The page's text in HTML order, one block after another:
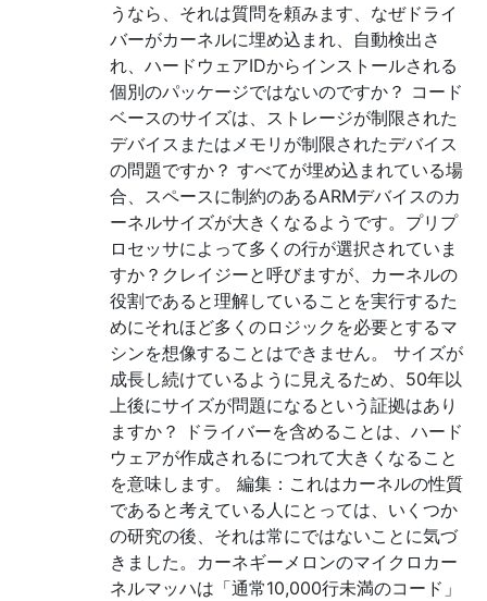
うなら、それは質問を頼みます、なぜドライ
バーがカーネルに埋め込まれ、自動検出さ
れ、ハードウェアIDからインストールされる
個別のパッケージではないのですか？ コード
ベースのサイズは、ストレージが制限された
デバイスまたはメモリが制限されたデバイス
の問題ですか？ すべてが埋め込まれている場
合、スペースに制約のあるARMデバイスのカ
ーネルサイズが大きくなるようです。プリプ
ロセッサによって多くの行が選択されていま
すか？クレイジーと呼びますが、カーネルの
役割であると理解していることを実行するた
めにそれほど多くのロジックを必要とするマ
シンを想像することはできません。 サイズが
成長し続けているように見えるため、50年以
上後にサイズが問題になるという証拠はあり
ますか？ ドライバーを含めることは、ハード
ウェアが作成されるにつれて大きくなること
を意味します。 編集：これはカーネルの性質
であると考えている人にとっては、いくつか
の研究の後、それは常にではないことに気づ
きました。カーネギーメロンのマイクロカー
ネルマッハは「通常10,000行未満のコード」